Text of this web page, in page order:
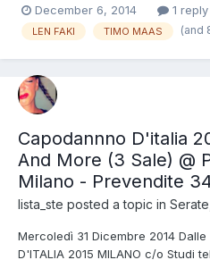
www.facebook.com/events/
December 6, 2014 1 reply
LEN FAKI TIMO MAAS (and
Capodannno D'italia
And More (3 Sale) @
Milano - Prevendite
lista_ste posted a topic in
Mercoledì 31 Dicembre 2014
D'ITALIA 2015 MILANO c/o Studi